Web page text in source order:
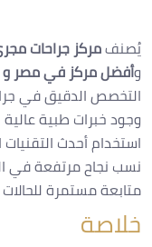
يُصنفمركز جراحات
وأفضل مركز في مصر و
التخصص الدقيق في
وجود خبرات طبية عالية
استخدام أحدث التقنيات
نسب نجاح مرتفعة في
متابعة مستمرة
خلاصة